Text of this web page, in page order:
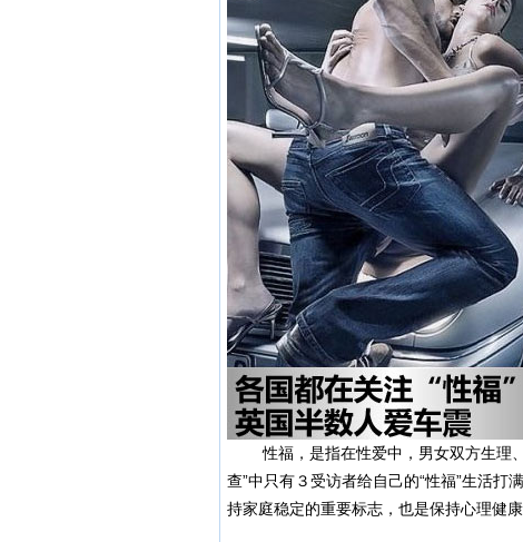
性福，是指在性爱中，男女双方生理、
查”中只有３受访者给自己的“性福”生活
持家庭稳定的重要标志，也是保持心理健